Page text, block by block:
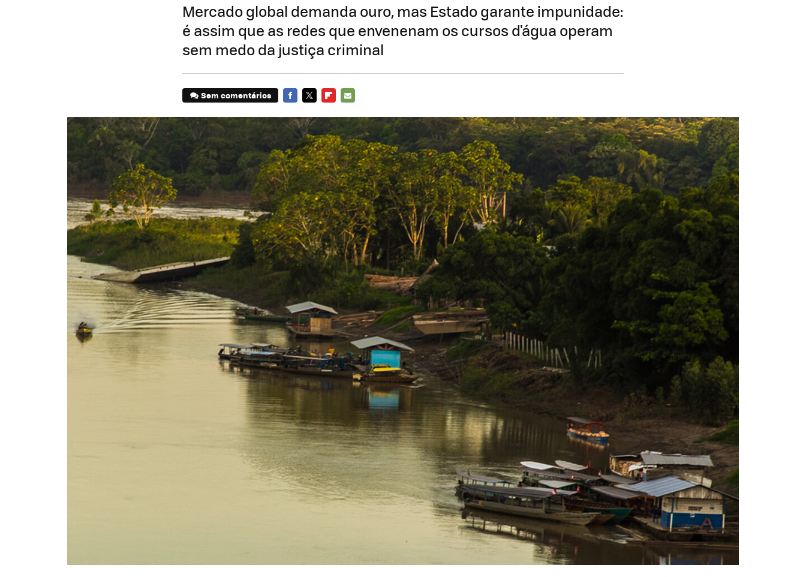
Mercado global demanda ouro, mas Estado garante impunidade:
é assim que as redes que envenenam os cursos d'água operam
sem medo da justiça criminal
Sem comentários
MAIL